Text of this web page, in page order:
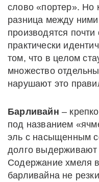
слово «портер». Но
разница между
производятся
практически
том, что в целом
множество
нарушают это
Барливайн –
под названием
эль с насыщенным
долго
Содержание хмеля
барливайна не